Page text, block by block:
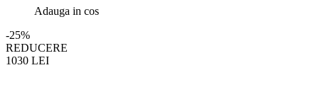
Adauga in cos
-25%
REDUCERE
1030 LEI